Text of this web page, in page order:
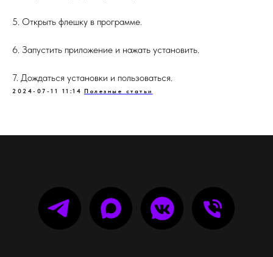
5. Открыть флешку в программе.
6. Запустить приложение и нажать установить.
7. Дождаться установки и пользоваться.
2024-07-11 11:14 Полезные статьи